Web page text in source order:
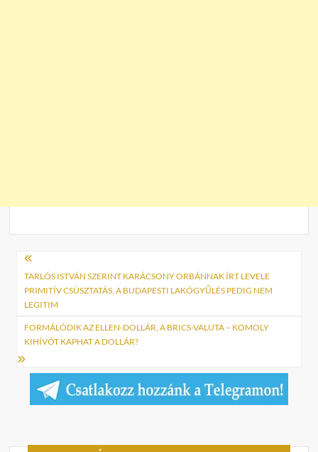
Bejegyzés
navigáció
TARLÓS ISTVÁN SZERINT KARÁCSONY ORBÁNNAK ÍRT LEVELE
PRIMITÍV CSÚSZTATÁS, A BUDAPESTI LAKÓGYŰLÉS PEDIG NEM
LEGITIM
FORMÁLÓDIK AZ ELLEN-DOLLÁR, A BRICS-VALUTA – KOMOLY
KIHÍVÓT KAPHAT A DOLLÁR?